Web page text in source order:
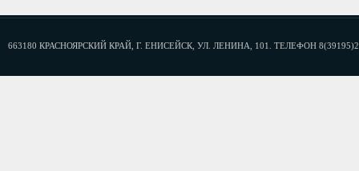
663180 КРАСНОЯРСКИЙ КРАЙ, Г. ЕНИСЕЙСК, УЛ. ЛЕНИНА, 101. ТЕЛЕФОН